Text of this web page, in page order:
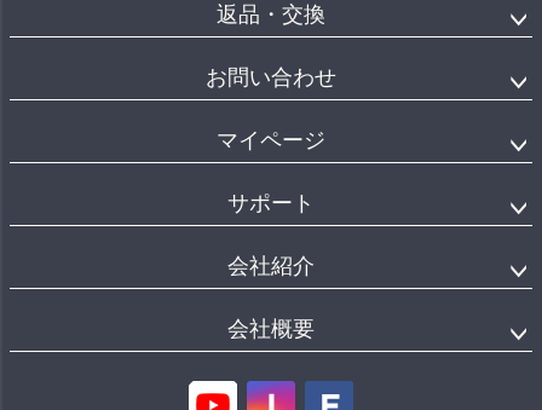
返品・交換
お問い合わせ
マイページ
サポート
会社紹介
会社概要